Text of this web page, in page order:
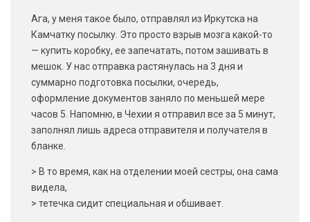
Ага, у меня такое было, отправлял из Иркутска на
Камчатку посылку. Это просто взрыв мозга какой-то
— купить коробку, ее запечатать, потом зашивать в
мешок. У нас отправка растянулась на 3 дня и
суммарно подготовка посылки, очередь,
оформление документов заняло по меньшей мере
часов 5. Напомню, в Чехии я отправил все за 5 минут,
заполнял лишь адреса отправителя и получателя в
бланке.
> В то время, как на отделении моей сестры, она сама
видела,
> тетечка сидит специальная и обшивает.